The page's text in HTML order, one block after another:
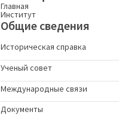
Главная
Институт
Общие сведения
Историческая справка
Ученый совет
Международные связи
Документы